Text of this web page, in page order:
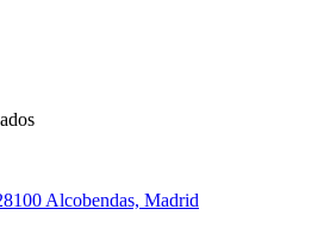
Alcobendas, Madrid